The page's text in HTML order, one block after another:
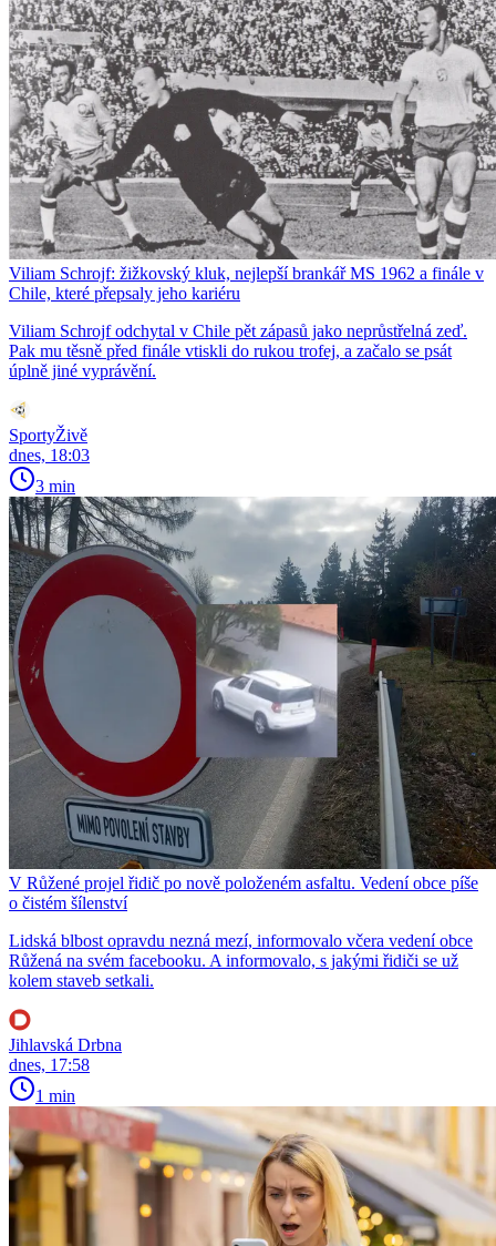
Viliam Schrojf: žižkovský kluk, nejlepší brankář MS 1962 a finále v
Chile, které přepsaly jeho kariéru
Viliam Schrojf odchytal v Chile pět zápasů jako neprůstřelná zeď.
Pak mu těsně před finále vtiskli do rukou trofej, a začalo se psát
úplně jiné vyprávění.
SportyŽivě
dnes, 18:03
3 min
V Růžené projel řidič po nově položeném asfaltu. Vedení obce píše
o čistém šílenství
Lidská blbost opravdu nezná mezí, informovalo včera vedení obce
Růžená na svém facebooku. A informovalo, s jakými řidiči se už
kolem staveb setkali.
Jihlavská Drbna
dnes, 17:58
1 min